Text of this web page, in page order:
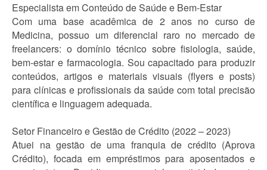
Especialista em Conteúdo de Saúde e Bem-Estar
Com uma base acadêmica de 2 anos no curso de
Medicina, possuo um diferencial raro no mercado de
freelancers: o domínio técnico sobre fisiologia, saúde,
bem-estar e farmacologia. Sou capacitado para produzir
conteúdos, artigos e materiais visuais (flyers e posts)
para clínicas e profissionais da saúde com total precisão
científica e linguagem adequada.
Setor Financeiro e Gestão de Crédito (2022 – 2023)
Atuei na gestão de uma franquia de crédito (Aprova
Crédito), focada em empréstimos para aposentados e